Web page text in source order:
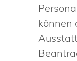
können